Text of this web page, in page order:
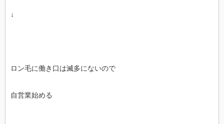
↓
ロン毛に働き口は滅多にないので
自営業始める